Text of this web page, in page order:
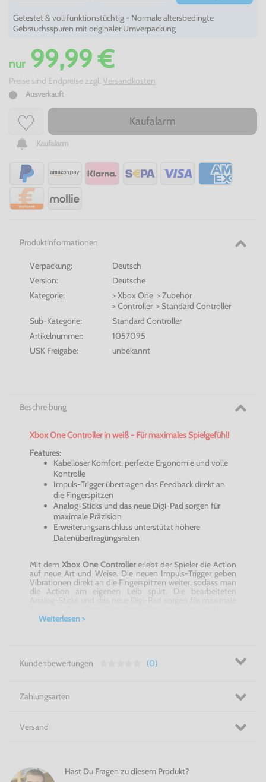
Getestet & voll funktionstüchtig - Normale altersbedingte
Gebrauchsspuren mit originaler Umverpackung
nur99,99 €
Preise sind Endpreise zzgl. Versandkosten
Ausverkauft
Kaufalarm
Kaufalarm
Produktinformationen
Verpackung:
Deutsch
Version:
Deutsche
Kategorie:
> Xbox One > Zubehör
> Controller > Standard Controller
Sub-Kategorie:
Standard Controller
Artikelnummer:
1057095
USK Freigabe:
unbekannt
Beschreibung
XboxOne Controller in weiß - Für maximales Spielgefühl!
Features:
Kabelloser Komfort, perfekte Ergonomie und volle
Kontrolle
Impuls-Trigger übertragen das Feedback direkt an
die Fingerspitzen
Analog-Sticks und das neue Digi-Pad sorgen für
maximale Präzision
Erweiterungsanschluss unterstützt höhere
Datenübertragungsraten
Mit dem Xbox One Controllererlebt der Spieler die Action
auf neue Art und Weise. Die neuen Impuls-Trigger geben
Vibrationen direkt an die Fingerspitzen weiter, sodass man
die Action am eigenen Leib spürt. Die bearbeiteten
40 Neuerungen stecken, liegt perfekt in der Hand, sodass
Headsetssteigert. Mit dem XboxOne Controller
erhältst
Du also in jedem Fall eine technische Innovation!
Weiterlesen >
Kundenbewertungen (0)
Zahlungsarten
Versand
Hast Du Fragen zu diesem Produkt?